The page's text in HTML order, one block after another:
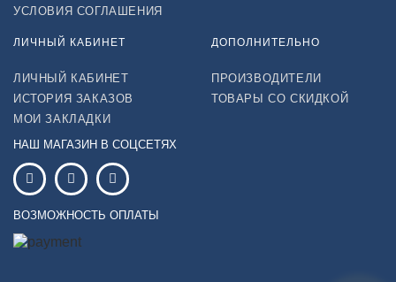
УСЛОВИЯ СОГЛАШЕНИЯ
ЛИЧНЫЙ КАБИНЕТ
ЛИЧНЫЙ КАБИНЕТ
ИСТОРИЯ ЗАКАЗОВ
МОИ ЗАКЛАДКИ
ДОПОЛНИТЕЛЬНО
ПРОИЗВОДИТЕЛИ
ТОВАРЫ СО СКИДКОЙ
НАШ МАГАЗИН В СОЦСЕТЯХ
ВОЗМОЖНОСТЬ ОПЛАТЫ